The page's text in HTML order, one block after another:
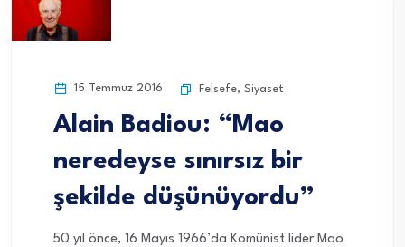
15 Temmuz 2016 Felsefe, Siyaset
Alain Badiou: “Mao
neredeyse sınırsız bir
şekilde düşünüyordu”
50 yıl önce, 16 Mayıs 1966’da Komünist lider Mao